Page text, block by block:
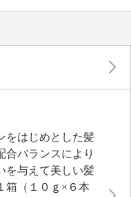
をはじめとした髪
合バランスにより
を与えて美しい髪
箱（１０ｇ×６本